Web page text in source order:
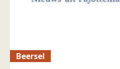
Beersel